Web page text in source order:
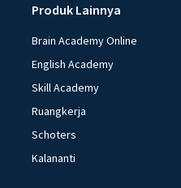
Produk Lainnya
Brain Academy Online
English Academy
Skill Academy
Ruangkerja
Schoters
Kalananti